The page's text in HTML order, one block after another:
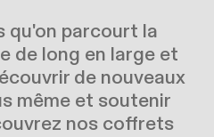
qu'on parcourt la
de long en large et
de nouveaux
même et soutenir
nos coffrets